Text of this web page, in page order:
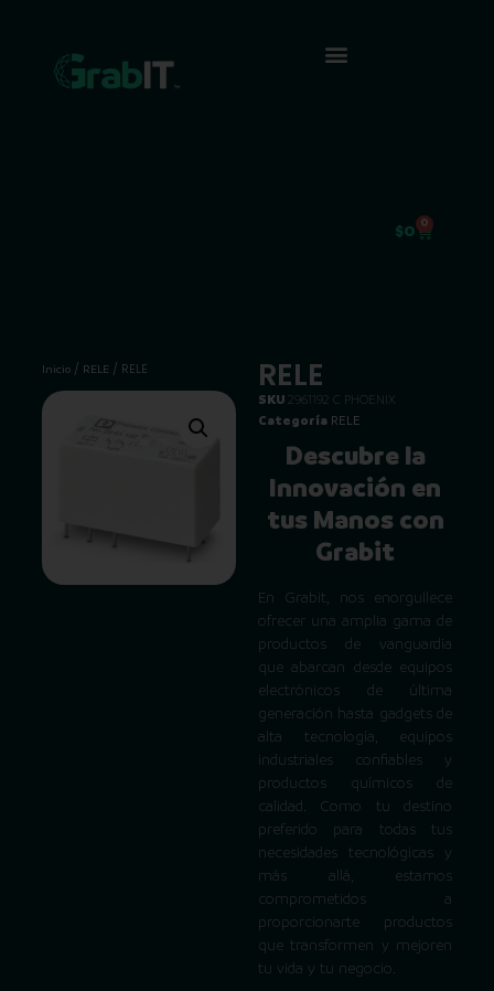
$0 0
Inicio/ RELE / RELE RELE
SKU 2961192 C PHOENIX
Categoría RELE
Descubre la
Innovación en
tus Manos con
Grabit
En Grabit, nos enorgullece
ofrecer una amplia gama de
productos de vanguardia
que abarcan desde equipos
electrónicos de última
generación hasta gadgets de
alta tecnología, equipos
industriales confiables y
productos químicos de
calidad. Como tu destino
preferido para todas tus
necesidades tecnológicas y
más allá, estamos
comprometidos a
proporcionarte productos
que transformen y mejoren
tu vida y tu negocio.